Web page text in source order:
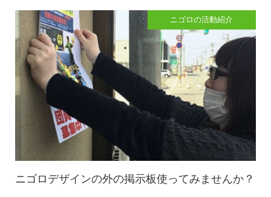
ニゴロデザインの外の掲示板使ってみませんか？
ニゴロの活動紹介